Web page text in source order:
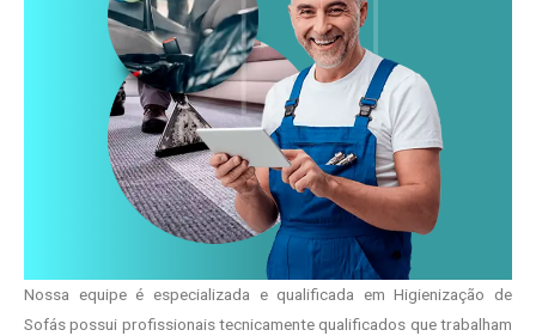
Nossa equipe é especializada e qualificada em Higienização de
Sofás possui profissionais tecnicamente qualificados que trabalham